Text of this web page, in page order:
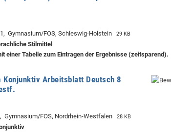
Gymnasium/FOS, Schleswig-Holstein 29 KB
Stilmittel
einer Tabelle zum Eintragen der Ergebnisse (zeitsparend).
Konjunktiv Arbeitsblatt Deutsch 8
Gymnasium/FOS, Nordrhein-Westfalen 28 KB